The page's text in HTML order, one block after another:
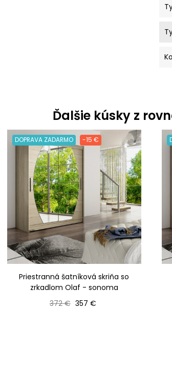
Ďalšie kúsky z
DOPRAVA ZADARMO -15 €
Priestranná šatníková skriňa so
zrkadlom Olaf - sonoma
Bežná cena
372 € Cena
357 €